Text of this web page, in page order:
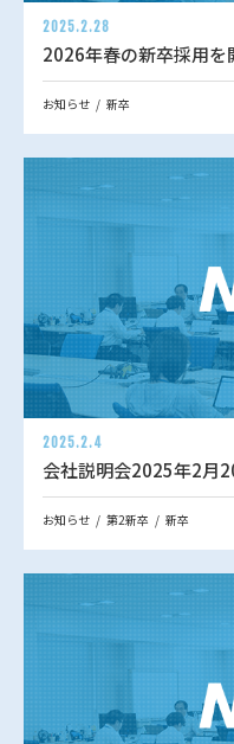
2025.2.28
2026年春の新卒採用を
お知らせ 新卒
2025.2.4
会社説明会2025年2月
お知らせ 第2新卒 新卒